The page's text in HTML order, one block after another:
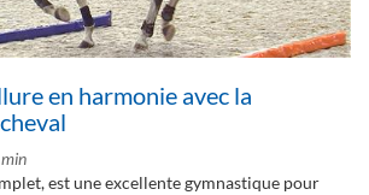
en harmonie avec la
est une excellente gymnastique pour